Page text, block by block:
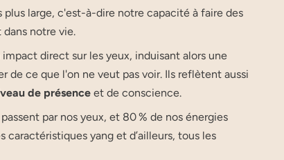
plus large, c'est-à-dire notre capacité à faire des
notre vie.
direct sur les yeux, induisant alors une
ce que l'on ne veut pas voir. Ils reflètent aussi
de présence et de conscience.
par nos yeux, et 80 % de nos énergies
yang et d’ailleurs, tous les